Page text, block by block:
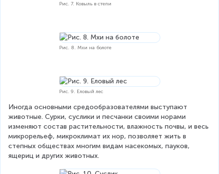
Рис. 7. Ковыль в степи
Рис. 8. Мхи на болоте
Рис. 9. Еловый лес
Иногда основными средообразователями выступают
животные. Сурки, суслики и песчанки своими норами
изменяют состав растительности, влажность почвы, и весь
микрорельеф, микроклимат их нор, позволяет жить в
степных обществах многим видам насекомых, пауков,
ящериц и других животных.